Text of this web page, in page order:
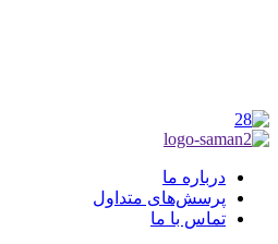
درباره ما
پرسش‌های متداول
تماس با ما